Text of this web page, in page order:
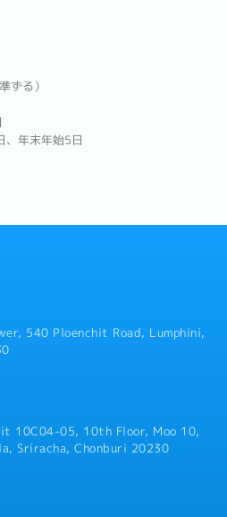
ずる）
、年末年始5日
540 Ploenchit Road, Lumphini,
10C04-05, 10th Floor, Moo 10,
Sriracha, Chonburi 20230